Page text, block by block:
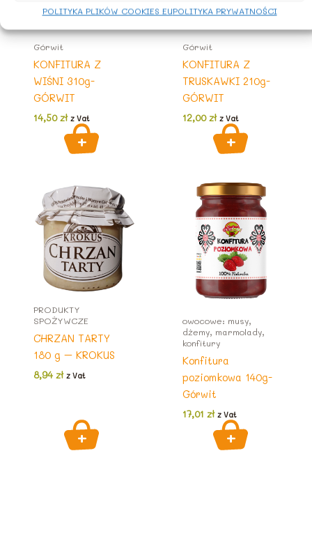
POLITYKA PLIKÓW COOKIES EUPOLITYKA PRYWATNOŚCI
Górwit
KONFITURA Z
WIŚNI 310g-
GÓRWIT
14,50zł z Vat
Górwit
KONFITURA Z
TRUSKAWKI 210g-
GÓRWIT
12,00zł z Vat
PRODUKTY
SPOŻYWCZE
CHRZAN TARTY
180 g – KROKUS
8,94 zł z Vat
owocowe: musy,
dżemy, marmolady,
konfitury
Konfitura
poziomkowa 140g-
Górwit
17,01 zł z Vat